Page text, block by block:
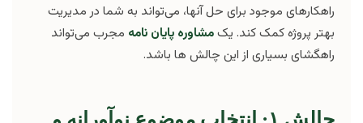
راهکارهای موجود برای حل آنها، می‌تواند به شما در مدیریت
بهتر پروژه کمک کند. یکمشاوره پایان نامه مجرب می‌تواند
راهگشای بسیاری از این چالش ها باشد.